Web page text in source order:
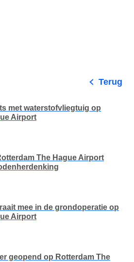
Terug
met waterstofvliegtuig op
Airport
The Hague Airport
mee in de grondoperatie op
Airport
geopend op Rotterdam The